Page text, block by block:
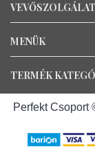
VEVŐSZOLGÁLAT
MENÜK
TERMÉK
Perfekt Csoport